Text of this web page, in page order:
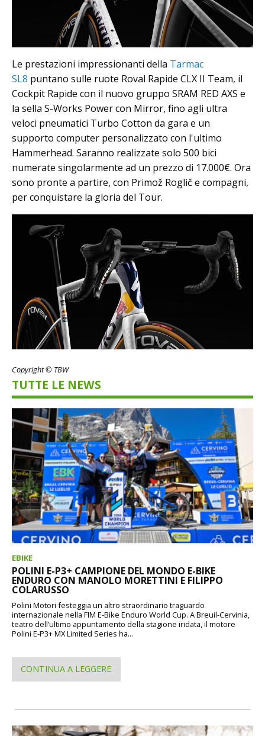
Le prestazioni impressionanti della Tarmac
SL8 puntano sulle ruote Roval Rapide CLX II Team, il
Cockpit Rapide con il nuovo gruppo SRAM RED AXS e
la sella S-Works Power con Mirror, fino agli ultra
veloci pneumatici Turbo Cotton da gara e un
supporto computer personalizzato con l'ultimo
Hammerhead. Saranno realizzate solo 500 bici
numerate singolarmente ad un prezzo di 17.000€. Ora
sono pronte a partire, con Primož Roglič e compagni,
per conquistare la gloria del Tour.
Copyright © TBW
TUTTE LE NEWS
EBIKE
POLINI E-P3+ CAMPIONE DEL MONDO E-BIKE
ENDURO CON MANOLO MORETTINI E FILIPPO
COLARUSSO
Polini Motori festeggia un altro straordinario traguardo
internazionale nella FIM E-Bike Enduro World Cup. A Breuil-Cervinia,
teatro dell’ultimo appuntamento della stagione iridata, il motore
Polini E-P3+ MX Limited Series ha...
CONTINUA A LEGGERE